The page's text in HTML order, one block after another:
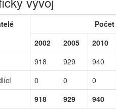
2002
2005 2010
918 929 940
0 0 0
918 929 940